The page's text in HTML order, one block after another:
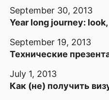
September 30, 2013
Year long journey: look,
September 19, 2013
Технические
July 1, 2013
Как (не) получить